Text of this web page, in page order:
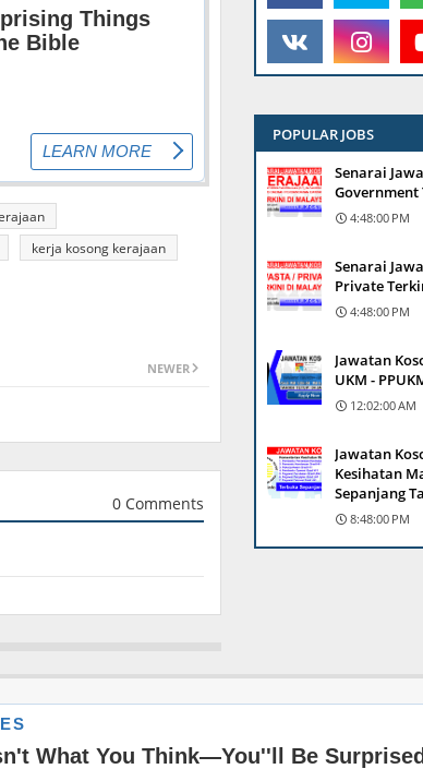
kerja kosong kerajaan
NEWER
0 Comments
POPULAR JOBS
Senarai
Government
4:48:00 PM
Senarai
Private
4:48:00 PM
Jawatan
UKM -
12:02:00 AM
Jawatan
Kesihatan
Sepanjang
8:48:00 PM